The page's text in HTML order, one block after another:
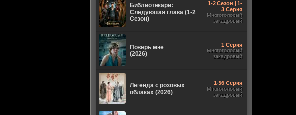
Библиотекари:
Следующая глава (1-2
Сезон)
1-2 Сезон | 1-
3 Серия
Многоголосый
закадровый
Поверь мне
(2026)
1 Серия
Многоголосый
закадровый
Легенда о розовых
облаках (2026)
1-36 Серия
Многоголосый
закадровый